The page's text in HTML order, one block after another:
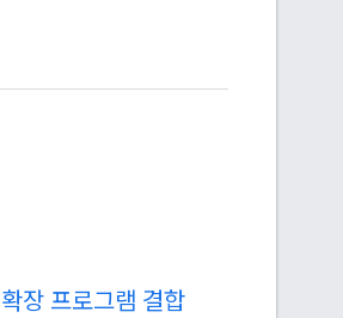
확장 프로그램 결합